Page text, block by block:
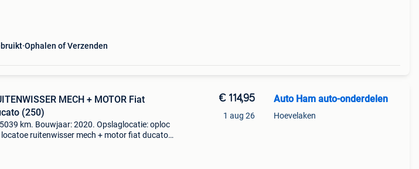
Ophalen of Verzenden
MECH + MOTOR Fiat
(250)
km. Bouwjaar: 2020. Opslaglocatie: oploc
ruitenwisser mech + motor fiat ducato
€ 114,95
1 aug 26
Auto Ham auto-onderdelen
Hoevelaken